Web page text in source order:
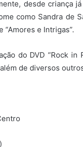
desde criança
como Sandra de
“Amores e Intrigas”.
do DVD “Rock
de diversos